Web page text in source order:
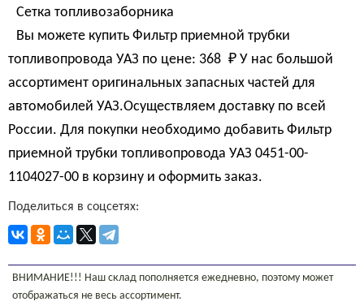
Сетка топливозаборника
Вы можете купить Фильтр приемной трубки
топливопровода УАЗ по цене: 368 ₽ У нас большой
ассортимент оригинальных запасных частей для
автомобилей УАЗ.Осуществляем доставку по всей
России. Для покупки необходимо добавить Фильтр
приемной трубки топливопровода УАЗ 0451-00-
1104027-00 в корзину и оформить заказ.
Поделиться в соцсетях:
ВНИМАНИЕ!!! Наш склад пополняется ежедневно, поэтому может
отображаться не весь ассортимент.